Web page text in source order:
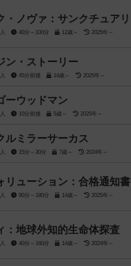
・ノヴァ：サンクチュアリ
人 40分～100分 12歳～ 2025年～
ン・ストーリー
人 45分前後 14歳～ 2025年～
ーウッドマン
人 10分前後 5歳～ 2025年～
ルミラーサーカス
人 15分～30分 7歳～ 2024年～
リューション：合格通知書
人 90分～180分 14歳～ 2025年～
：地球外知的生命体探査
人 40分～160分 14歳～ 2024年～